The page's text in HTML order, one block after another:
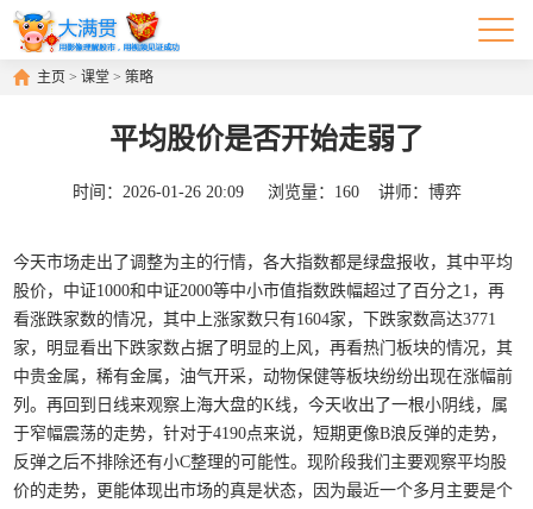
主页 >课堂 >策略
平均股价是否开始走弱了
时间： 2026-01-26 20:09浏览量： 160讲师： 博弈
今天市场走出了调整为主的行情，各大指数都是绿盘报收，其中平均
股价，中证1000和中证2000等中小市值指数跌幅超过了百分之1，再
看涨跌家数的情况，其中上涨家数只有1604家，下跌家数高达3771
家，明显看出下跌家数占据了明显的上风，再看热门板块的情况，其
中贵金属，稀有金属，油气开采，动物保健等板块纷纷出现在涨幅前
列。再回到日线来观察上海大盘的K线，今天收出了一根小阴线，属
于窄幅震荡的走势，针对于4190点来说，短期更像B浪反弹的走势，
反弹之后不排除还有小C整理的可能性。现阶段我们主要观察平均股
价的走势，更能体现出市场的真是状态，因为最近一个多月主要是个